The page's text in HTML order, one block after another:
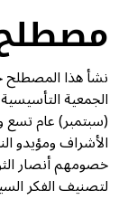
نشأ هذا المصطلح
الجمعية
(سبتمبر) عام
الأشراف ومؤيدو
خصومهم أنصار
لتصنيف الفكر